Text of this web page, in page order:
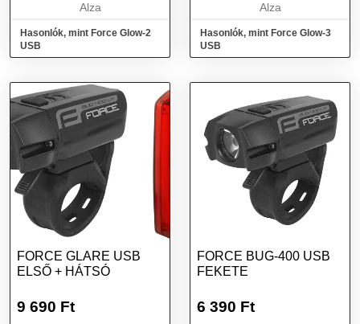
Alza
Hasonlók, mint Force Glow-2
USB
Alza
Hasonlók, mint Force Glow-3
USB
FORCE GLARE USB
ELSŐ + HÁTSÓ
9 690 Ft
FORCE BUG-400 USB
FEKETE
6 390 Ft